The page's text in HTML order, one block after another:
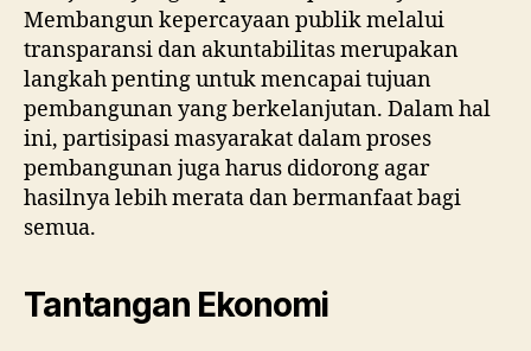
Membangun kepercayaan publik melalui
transparansi dan akuntabilitas merupakan
langkah penting untuk mencapai tujuan
pembangunan yang berkelanjutan. Dalam hal
ini, partisipasi masyarakat dalam proses
pembangunan juga harus didorong agar
hasilnya lebih merata dan bermanfaat bagi
semua.
Tantangan Ekonomi